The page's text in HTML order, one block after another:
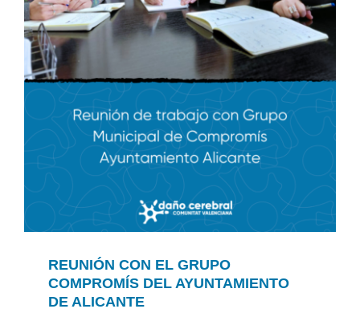
REUNIÓN CON EL GRUPO
COMPROMÍS DEL AYUNTAMIENTO
DE ALICANTE